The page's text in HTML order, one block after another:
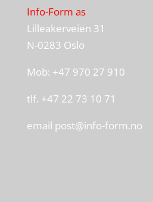
Info-Form as
Lilleakerveien 31
N-0283 Oslo
Mob: +47 970 27 910
tlf. +47 22 73 10 71
email post@info-form.no